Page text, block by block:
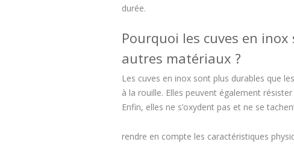
durée.
Pourquoi les cuves en
autres matériaux ?
Les cuves en inox sont plus durables que
à la rouille. Elles peuvent également
Enfin, elles ne s’oxydent pas et ne se
rendre en compte les caractéristiques